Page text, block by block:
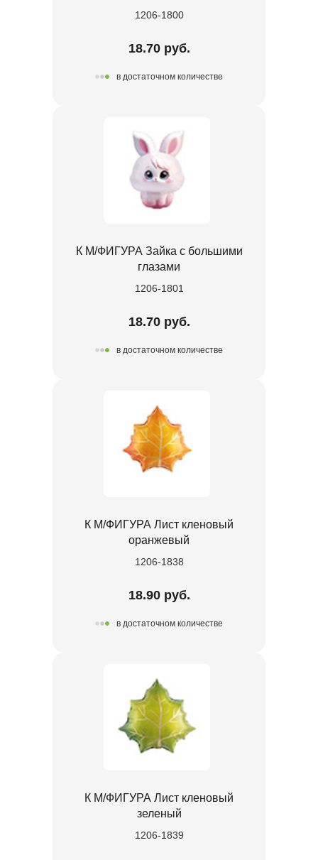
1206-1800
18.70 руб.
в достаточном количестве
К М/ФИГУРА Зайка с большими
глазами
1206-1801
18.70 руб.
в достаточном количестве
К М/ФИГУРА Лист кленовый
оранжевый
1206-1838
18.90 руб.
в достаточном количестве
К М/ФИГУРА Лист кленовый
зеленый
1206-1839